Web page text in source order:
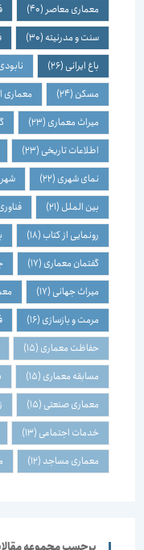
معماری معاصر(40)
سنت و مدرنیته(30)
باغ ایرانی(26) نابودی
مسکن(24) معماری
میراث معماری(23)
اطلاعات تاریخی(23)
نمای شهری(22) شهر
بین الملل(21) فناوری
رونمایی از کتاب(18)
گفتمان معماری(17)
میراث جهانی(17)
مرمت و بازسازی(16)
حفاظت معماری(15)
مسابقه معماری(15)
معماری صنعتی(15)
خدمات اجتماعی(13)
معماری مساجد(12)